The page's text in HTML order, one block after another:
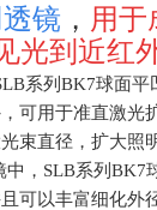
镜 ， 用于
光到近红
系列BK7球面平
可用于准直激光
束直径，扩大照
中，SLB系列BK7
可以丰富细化外